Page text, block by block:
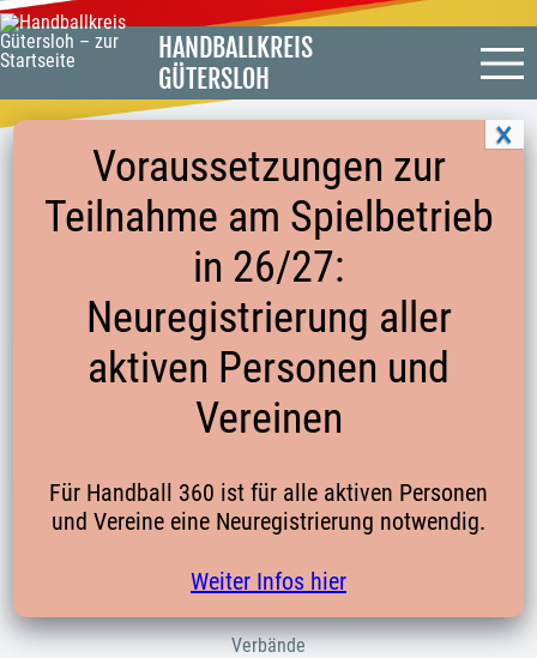
HANDBALLKREIS
GÜTERSLOH
STATEMENT ZUR BILDUNG VON
JUGEND-SPIELGEMEINSCHAFTEN
Statement zur Bildung von Jugend-
Spielgemeinschaften
Startseite
Verbände
Voraussetzungen zur
Teilnahme am Spielbetrieb
in 26/27:
Neuregistrierung aller
aktiven Personen und
Vereinen
Für Handball 360 ist für alle aktiven Personen
und Vereine eine Neuregistrierung notwendig.
Weiter Infos hier